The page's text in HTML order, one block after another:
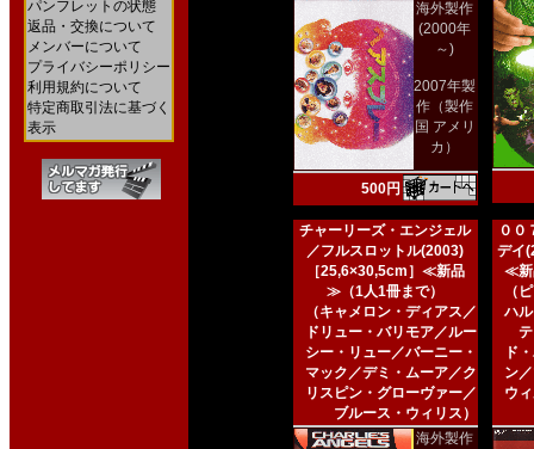
パンフレットの状態
返品・交換について
メンバーについて
プライバシーポリシー
利用規約について
特定商取引法に基づく
表示
海外製作
(2000年
～)
2007年製
作（製作
国 アメリ
カ）
500円
チャーリーズ・エンジェル
／フルスロットル(2003)
［25,6×30,5cm］≪新品
≫（1人1冊まで）
（キャメロン・ディアス／
ドリュー・バリモア／ルー
シー・リュー／バーニー・
マック／デミ・ムーア／ク
リスピン・グローヴァー／
ブルース・ウィリス）
海外製作
００
デイ
≪新
（
ハ
ド
ン
ウ